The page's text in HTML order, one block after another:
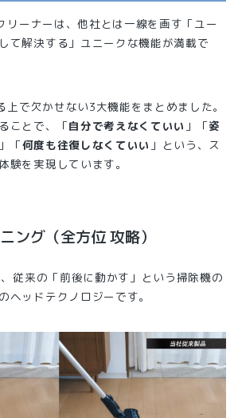
リーナーは、他社とは一線を画す「ユー
て解決する」ユニークな機能が満載で
で欠かせない3大機能をまとめました。
ことで、「自分で考えなくていい 」「姿
」「何度も往復しなくていい 」という、ス
験を実現しています。
ング（全方位 攻略）
従来の「前後に動かす」という掃除機の
ヘッドテクノロジーです。